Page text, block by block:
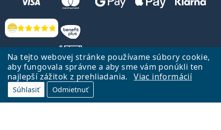
Na tejto webovej stránke používame súbory cookie,
aby fungovala správne a aby sme vám ponúkli ten
najlepší zážitok z prehliadania.
Viac informácií
Súhlasiť Odmietnuť
Hodnotenia
Späť na Úvodnu stránku
Lentiamo.sk vlastní a prevádzkuje spoločnosť Lentiamo s.r.o., Česká